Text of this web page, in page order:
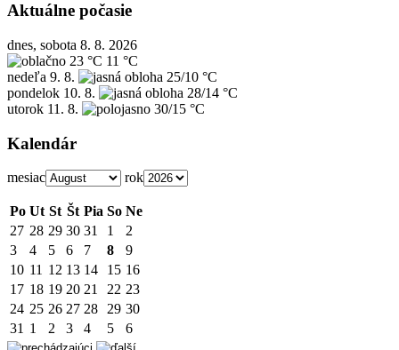
Aktuálne počasie
dnes, sobota 8. 8. 2026
23 °C 11 °C
nedeľa 9. 8.
25/10 °C
pondelok 10. 8.
28/14 °C
utorok 11. 8. 30/15 °C
Kalendár
mesiac rok
Po Ut St Št Pia So Ne
27 28 29 30 31 1
2
3
4 5 6 7 8
9
10 11 12 13 14 15 16
17 18 19 20 21 22 23
24 25 26 27 28 29 30
31 1 2 3 4 5 6